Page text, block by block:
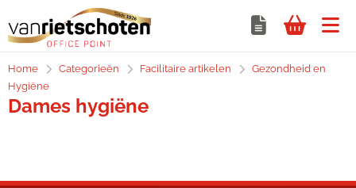
Home Categorieën Facilitaire artikelen
Gezondheid en
Hygiëne
Dames hygiëne